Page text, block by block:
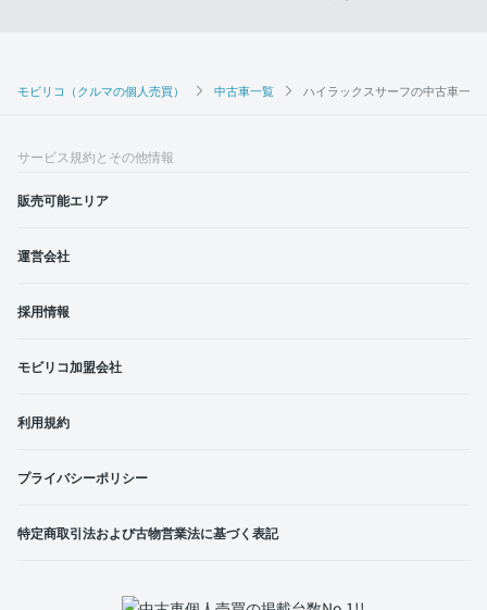
モビリコ（クルマの個人売買） 中古車一覧 ハイラックスサーフの中古車一覧
サービス規約とその他情報
販売可能エリア
運営会社
採用情報
モビリコ加盟会社
利用規約
プライバシーポリシー
特定商取引法および古物営業法に基づく表記